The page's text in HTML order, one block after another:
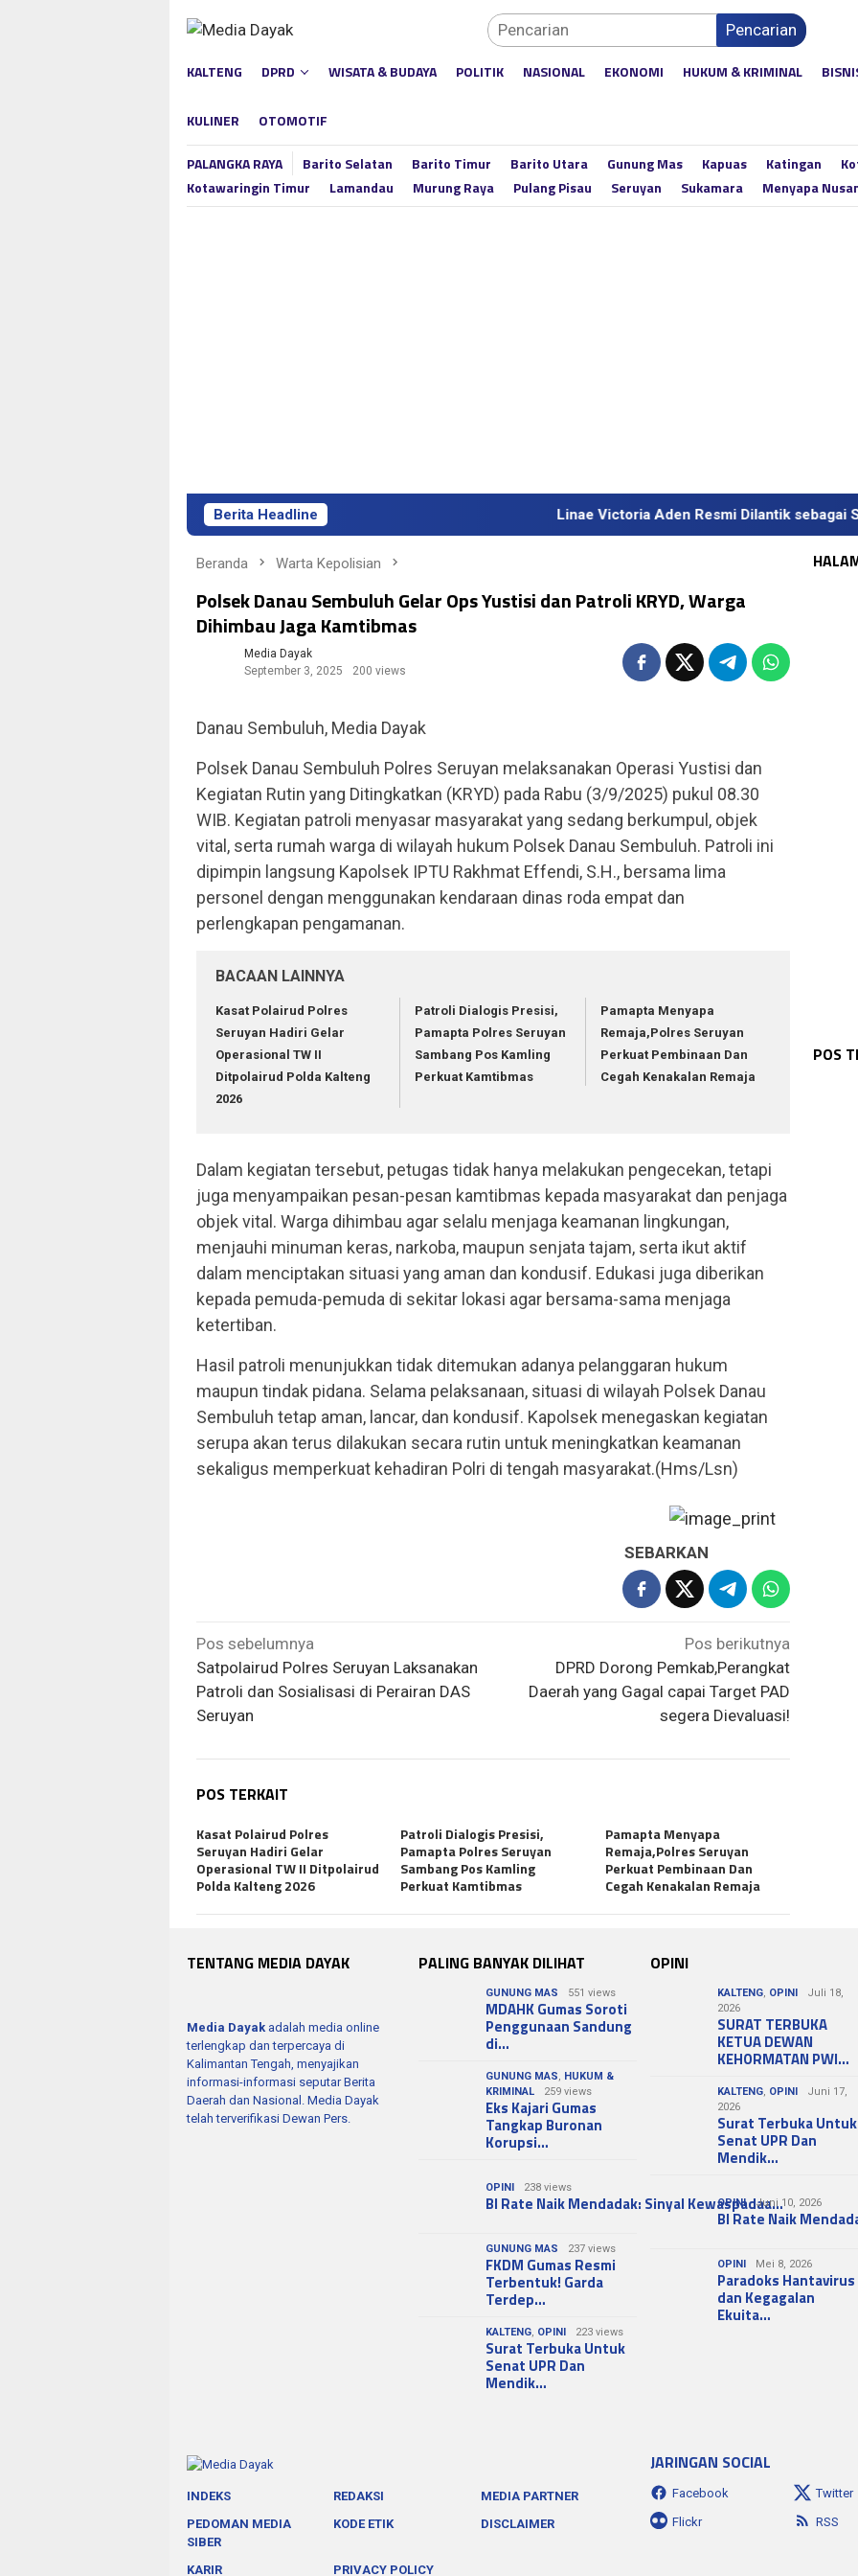
Pencarian
KALTENG DPRD WISATA & BUDAYA POLITIK NASIONAL EKONOMI HUKUM & KRIMINAL
KULINER OTOMOTIF
PALANGKA RAYA Barito Selatan Barito Timur Barito Utara Gunung Mas Kapuas Katingan
Kotawaringin Timur
Lamandau Murung Raya Pulang Pisau Seruyan Sukamara Menyapa
Berita Headline Linae Victoria Aden Resmi Dilantik sebagai Sekda
Beranda Warta Kepolisian
Polsek Danau Sembuluh Gelar Ops Yustisi dan Patroli KRYD, Warga
Dihimbau Jaga Kamtibmas
Media Dayak
September 3, 2025
200 views
Danau Sembuluh, Media Dayak
Polsek Danau Sembuluh Polres Seruyan melaksanakan Operasi Yustisi dan
Kegiatan Rutin yang Ditingkatkan (KRYD) pada Rabu (3/9/2025) pukul 08.30
WIB. Kegiatan patroli menyasar masyarakat yang sedang berkumpul, objek
vital, serta rumah warga di wilayah hukum Polsek Danau Sembuluh. Patroli ini
dipimpin langsung Kapolsek IPTU Rakhmat Effendi, S.H., bersama lima
personel dengan menggunakan kendaraan dinas roda empat dan
perlengkapan pengamanan.
BACAAN LAINNYA
Kasat Polairud Polres
Seruyan Hadiri Gelar
Operasional TW II
Ditpolairud Polda Kalteng
2026
Patroli Dialogis Presisi,
Pamapta Polres Seruyan
Sambang Pos Kamling
Perkuat Kamtibmas
Pamapta Menyapa
Remaja,Polres Seruyan
Perkuat Pembinaan Dan
Cegah Kenakalan Remaja
Dalam kegiatan tersebut, petugas tidak hanya melakukan pengecekan, tetapi
juga menyampaikan pesan-pesan kamtibmas kepada masyarakat dan penjaga
objek vital. Warga dihimbau agar selalu menjaga keamanan lingkungan,
menjauhi minuman keras, narkoba, maupun senjata tajam, serta ikut aktif
dalam menciptakan situasi yang aman dan kondusif. Edukasi juga diberikan
kepada pemuda-pemuda di sekitar lokasi agar bersama-sama menjaga
ketertiban.
Hasil patroli menunjukkan tidak ditemukan adanya pelanggaran hukum
maupun tindak pidana. Selama pelaksanaan, situasi di wilayah Polsek Danau
Sembuluh tetap aman, lancar, dan kondusif. Kapolsek menegaskan kegiatan
serupa akan terus dilakukan secara rutin untuk meningkatkan keamanan
sekaligus memperkuat kehadiran Polri di tengah masyarakat.(Hms/Lsn)
SEBARKAN
Navigasi
pos
Pos sebelumnya
Satpolairud Polres Seruyan Laksanakan
Patroli dan Sosialisasi di Perairan DAS
Seruyan
Pos berikutnya
DPRD Dorong Pemkab,Perangkat
Daerah yang Gagal capai Target PAD
segera Dievaluasi!
POS TERKAIT
Kasat Polairud Polres
Seruyan Hadiri Gelar
Operasional TW II Ditpolairud
Polda Kalteng 2026
Patroli Dialogis Presisi,
Pamapta Polres Seruyan
Sambang Pos Kamling
Perkuat Kamtibmas
Pamapta Menyapa
Remaja,Polres Seruyan
Perkuat Pembinaan Dan
Cegah Kenakalan Remaja
POS
TENTANG MEDIA DAYAK
Media Dayak adalah media online
terlengkap dan terpercaya di
Kalimantan Tengah, menyajikan
informasi-informasi seputar Berita
Daerah dan Nasional. Media Dayak
telah terverifikasi Dewan Pers.
PALING BANYAK DILIHAT
GUNUNG MAS 551 views
MDAHK Gumas Soroti
Penggunaan Sandung
di…
GUNUNG MAS
HUKUM &
KRIMINAL
259 views
Eks Kajari Gumas
Tangkap Buronan
Korupsi…
OPINI 238 views
BI Rate Naik Mendadak: Sinyal Kewaspadaa…
GUNUNG MAS 237 views
FKDM Gumas Resmi
Terbentuk! Garda
Terdep…
KALTENG OPINI 223 views
Surat Terbuka Untuk
Senat UPR Dan
Mendik…
OPINI
KALTENG OPINI
Juli 18,
2026
SURAT TERBUKA
KETUA DEWAN
KEHORMATAN PWI…
KALTENG OPINI
Juni 17,
2026
Surat Terbuka Untuk
Senat UPR Dan
Mendik…
OPINI Juni 10, 2026
BI Rate Naik
OPINI Mei 8, 2026
Paradoks Hantavirus
dan Kegagalan
Ekuita…
INDEKS REDAKSI
MEDIA PARTNER
PEDOMAN MEDIA
SIBER
KODE ETIK DISCLAIMER
KARIR PRIVACY POLICY
JARINGAN SOCIAL
Facebook Twitter
Flickr
RSS